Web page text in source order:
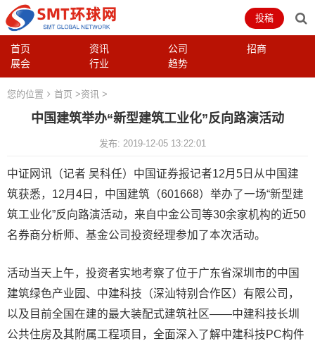
首页 资讯 公司
招商
展会
行业 趋势
投稿
您的位置 首页 >资讯 >
中国建筑举办“新型建筑工业化”反向路演活动
发布: 2019-12-05 13:22:01
中证网讯（记者 吴科任）中国证券报记者12月5日从中国建
筑获悉，12月4日，中国建筑（601668）举办了一场“新型建
筑工业化”反向路演活动，来自中金公司等30余家机构的近50
名券商分析师、基金公司投资经理参加了本次活动。
活动当天上午，投资者实地考察了位于广东省深圳市的中国
建筑绿色产业园、中建科技（深汕特别合作区）有限公司，
以及目前全国在建的最大装配式建筑社区——中建科技长圳
公共住房及其附属工程项目，全面深入了解中建科技PC构件